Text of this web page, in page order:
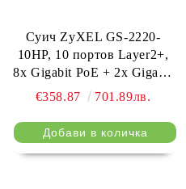
Суич ZyXEL GS-2220-
10HP, 10 портов Layer2+,
8x Gigabit PoE + 2x Gigabit
combo (RJ45/SFP),
€358.87 701.89лв.